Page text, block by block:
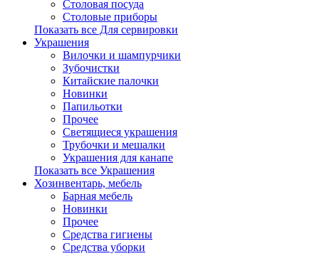
Столовая посуда
Столовые приборы
Показать все Для сервировки
Украшения
Вилочки и шампурчики
Зубочистки
Китайские палочки
Новинки
Папильотки
Прочее
Светящиеся украшения
Трубочки и мешалки
Украшения для канапе
Показать все Украшения
Хозинвентарь, мебель
Барная мебель
Новинки
Прочее
Средства гигиены
Средства уборки